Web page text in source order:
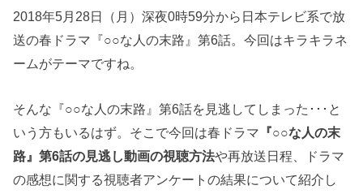
2018年5月28日（月）深夜0時59分から日本テレビ系で放
送の春ドラマ『○○な人の末路』第6話。今回はキラキラネ
ームがテーマですね。
そんな『○○な人の末路』第6話を見逃してしまった･･･と
いう方もいるはず。そこで今回は春ドラマ 『○○な人の末
路』第6話の見逃し動画の視聴方法や再放送日程、ドラマ
の感想に関する視聴者アンケートの結果について紹介し